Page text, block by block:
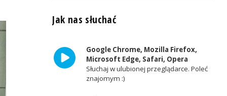
Jak nas słuchać
Google Chrome, Mozilla Firefox,
Microsoft Edge, Safari, Opera
Słuchaj w ulubionej przeglądarce. Poleć
znajomym :)